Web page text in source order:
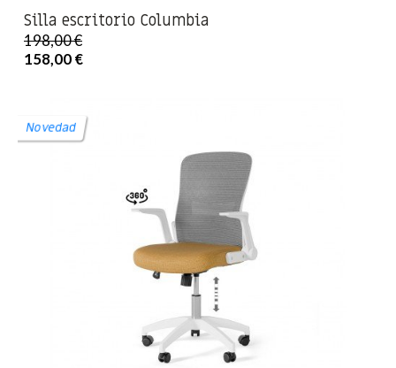
Silla escritorio Columbia
198,00 €
158,00 €
Novedad